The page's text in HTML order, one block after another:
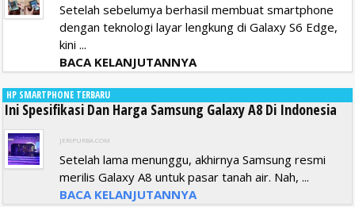
Setelah sebelumya berhasil membuat smartphone
dengan teknologi layar lengkung di Galaxy S6 Edge,
kini ...
BACA KELANJUTANNYA
HP SMARTPHONE TERBARU
Ini Spesifikasi Dan Harga Samsung Galaxy A8 Di Indonesia
JERIPURBA.COM
Setelah lama menunggu, akhirnya Samsung resmi
merilis Galaxy A8 untuk pasar tanah air. Nah, ...
BACA KELANJUTANNYA